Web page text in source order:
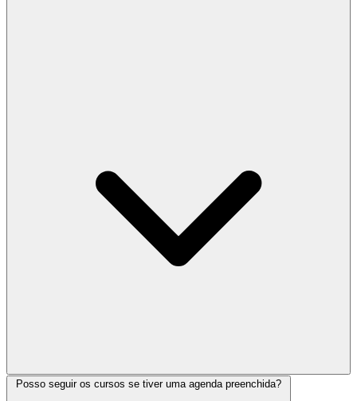
Posso seguir os cursos se tiver uma agenda preenchida?